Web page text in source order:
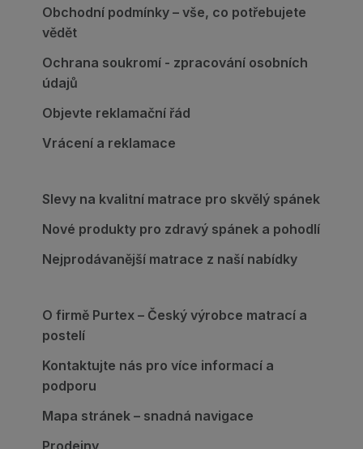
Obchodní podmínky – vše, co potřebujete
vědět
Ochrana soukromí - zpracování osobních
údajů
Objevte reklamační řád
Vrácení a reklamace
Slevy na kvalitní matrace pro skvělý spánek
Nové produkty pro zdravý spánek a pohodlí
Nejprodávanější matrace z naší nabídky
O firmě Purtex – Český výrobce matrací a
postelí
Kontaktujte nás pro více informací a
podporu
Mapa stránek – snadná navigace
Prodejny